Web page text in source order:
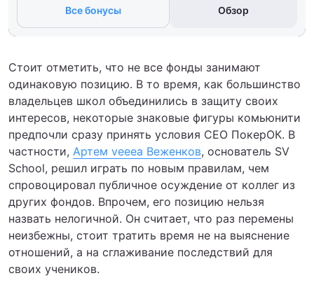
Все бонусы Обзор
Стоит отметить, что не все фонды занимают
одинаковую позицию. В то время, как большинство
владельцев школ объединились в защиту своих
интересов, некоторые знаковые фигуры комьюнити
предпочли сразу принять условия СЕО ПокерОК. В
частности, Артем veeea Веженков, основатель SV
School, решил играть по новым правилам, чем
спровоцировал публичное осуждение от коллег из
других фондов. Впрочем, его позицию нельзя
назвать нелогичной. Он считает, что раз перемены
неизбежны, стоит тратить время не на выяснение
отношений, а на сглаживание последствий для
своих учеников.